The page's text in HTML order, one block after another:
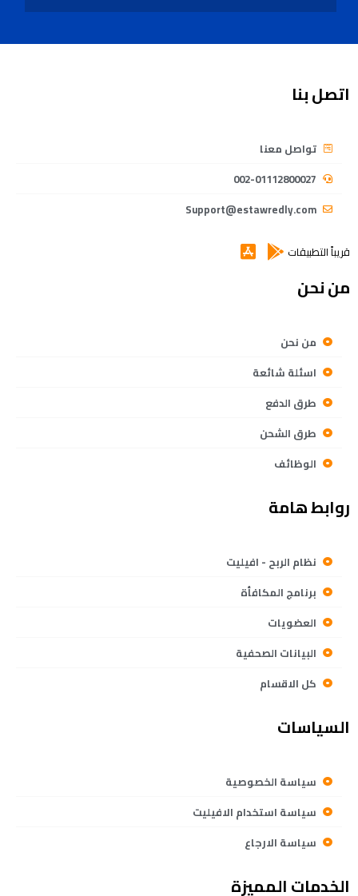
اتصل بنا
تواصل معنا
002-01112800027
Support@estawredly.com
قريباً التطبيقات
من نحن
من نحن
اسئلة شائعة
طرق الدفع
طرق الشحن
الوظائف
روابط هامة
نظام الربح - افيليت
برنامج المكافأة
العضويات
البيانات الصحفية
كل الاقسام
السياسات
سياسة الخصوصية
سياسة استخدام الافيليت
سياسة الارجاع
الخدمات المميزة